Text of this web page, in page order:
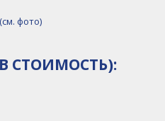
фото)
СТОИМОСТЬ):